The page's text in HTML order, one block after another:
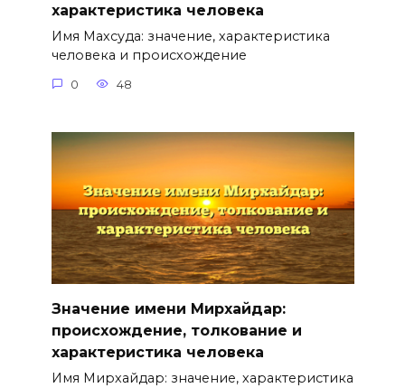
характеристика человека
Имя Махсуда: значение, характеристика
человека и происхождение
0 48
Значение имени Мирхайдар:
происхождение, толкование и
характеристика человека
Имя Мирхайдар: значение, характеристика